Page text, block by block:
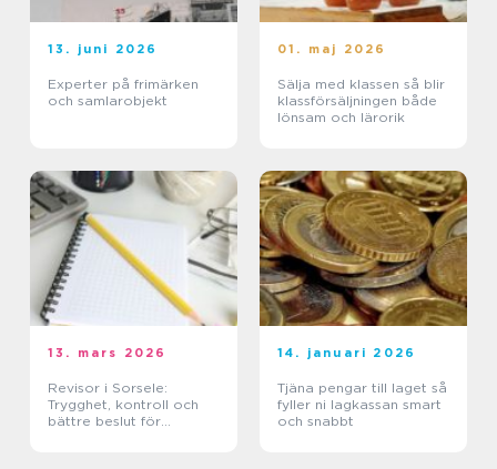
13. juni 2026
Experter på frimärken
och samlarobjekt
01. maj 2026
Sälja med klassen så blir
klassförsäljningen både
lönsam och lärorik
13. mars 2026
Revisor i Sorsele:
Trygghet, kontroll och
bättre beslut för
14. januari 2026
Tjäna pengar till laget så
fyller ni lagkassan smart
och snabbt